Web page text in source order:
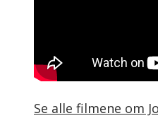
Se alle filmene om